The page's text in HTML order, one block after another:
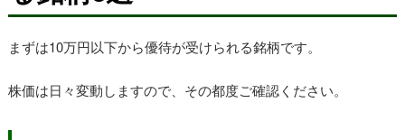
まずは10万円以下から優待が受けられる銘柄です。
株価は日々変動しますので、その都度ご確認ください。